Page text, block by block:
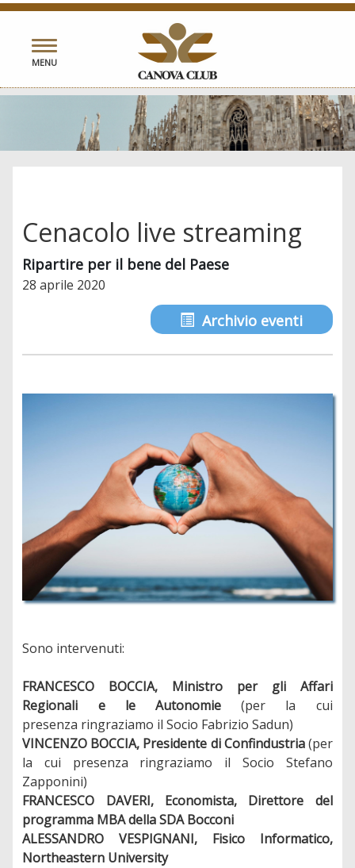
Toggle
navigation
MENU
Cenacolo live streaming
Ripartire per il bene del Paese
28 aprile 2020
Archivio eventi
Sono intervenuti:
FRANCESCO BOCCIA, Ministro per gli Affari
Regionali e le Autonomie(per la cui
presenza ringraziamo il Socio Fabrizio Sadun)
VINCENZO BOCCIA, Presidente di Confindustria(per
la cui presenza ringraziamo il Socio Stefano
Zapponini)
FRANCESCO DAVERI, Economista, Direttore del
programma MBA della SDA Bocconi
ALESSANDRO VESPIGNANI, Fisico Informatico,
Northeastern University